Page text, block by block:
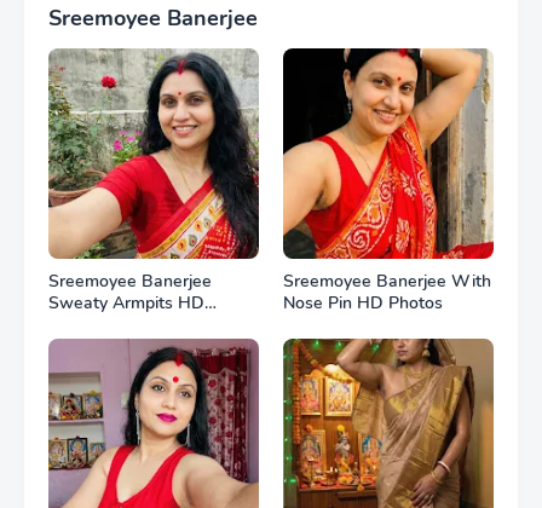
Sreemoyee Banerjee
Sreemoyee Banerjee
Sweaty Armpits HD
Sreemoyee Banerjee With
Nose Pin HD Photos